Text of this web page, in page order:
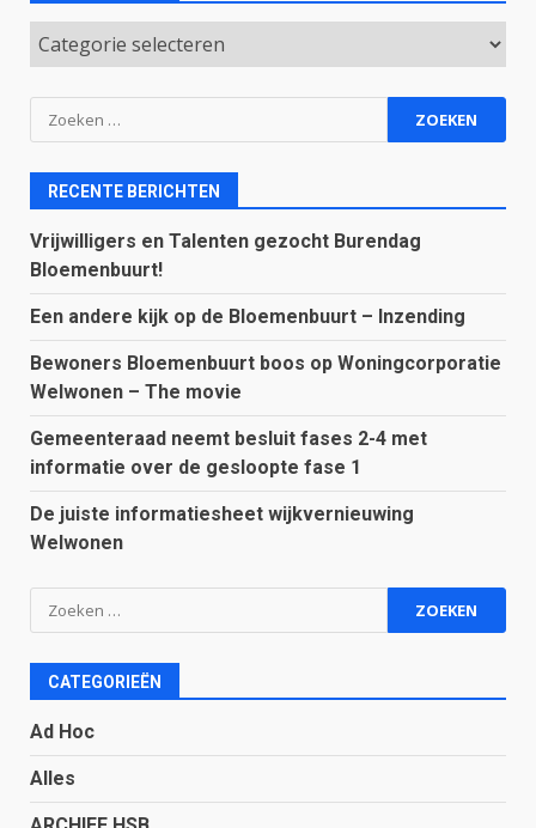
Categorieën
Zoeken
naar:
RECENTE BERICHTEN
Vrijwilligers en Talenten gezocht Burendag
Bloemenbuurt!
Een andere kijk op de Bloemenbuurt – Inzending
Bewoners Bloemenbuurt boos op Woningcorporatie
Welwonen – The movie
Gemeenteraad neemt besluit fases 2-4 met
informatie over de gesloopte fase 1
De juiste informatiesheet wijkvernieuwing
Welwonen
Zoeken
naar:
CATEGORIEËN
Ad Hoc
Alles